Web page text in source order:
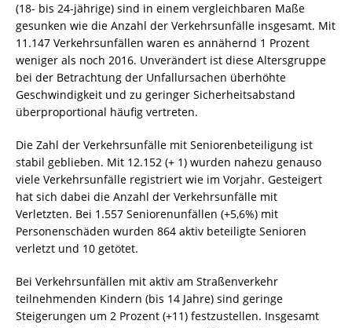
(18- bis 24-jährige) sind in einem vergleichbaren Maße
gesunken wie die Anzahl der Verkehrsunfälle insgesamt. Mit
11.147 Verkehrsunfällen waren es annähernd 1 Prozent
weniger als noch 2016. Unverändert ist diese Altersgruppe
bei der Betrachtung der Unfallursachen überhöhte
Geschwindigkeit und zu geringer Sicherheitsabstand
überproportional häufig vertreten.
Die Zahl der Verkehrsunfälle mit Seniorenbeteiligung ist
stabil geblieben. Mit 12.152 (+ 1) wurden nahezu genauso
viele Verkehrsunfälle registriert wie im Vorjahr. Gesteigert
hat sich dabei die Anzahl der Verkehrsunfälle mit
Verletzten. Bei 1.557 Seniorenunfällen (+5,6%) mit
Personenschäden wurden 864 aktiv beteiligte Senioren
verletzt und 10 getötet.
Bei Verkehrsunfällen mit aktiv am Straßenverkehr
teilnehmenden Kindern (bis 14 Jahre) sind geringe
Steigerungen um 2 Prozent (+11) festzustellen. Insgesamt